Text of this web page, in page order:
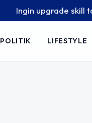
Ingin upgrade skill
POLITIK LIFESTYLE